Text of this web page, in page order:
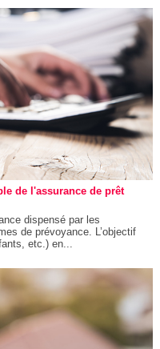
de l'assurance de prêt
dispensé par les
de prévoyance. L’objectif
etc.) en...